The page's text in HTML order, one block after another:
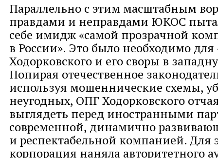
Параллельно с этим масштабным
правдами и неправдами ЮКОС
себе имидж «самой прозрачной
в России». Это было необходимо для
Ходорковского и его своры в
Попирая отечественное
используя мошеннические схемы,
неугодных, ОПГ Ходорковского
выглядеть перед иностранными
современной, динамично
и респектабельной компанией. Для
корпорация наняла авторитетного